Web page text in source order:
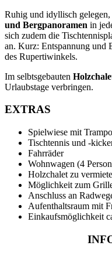
Ruhig und idyllisch
und Bergpanoramen in
sich zudem die
an. Kurz: Entspannung und
des Rupertiwinkels.
Im selbtsgebauten
Urlaubstage verbringen.
EXTRAS
Spielwiese mit
Tischtennis und -
Fahrräder
Wohnwagen (4
Holzchalet zu
Möglichkeit zum
Anschluss an
Aufenthaltsraum mit
Einkaufsmöglichkeit